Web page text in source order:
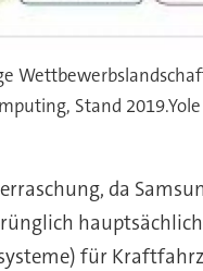
Stand 2019.Yole
da
für